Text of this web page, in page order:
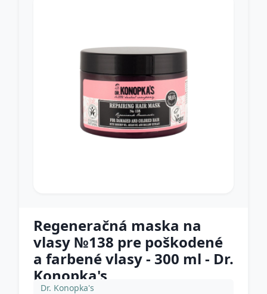
Regeneračná maska na
vlasy №138 pre poškodené
a farbené vlasy - 300 ml - Dr.
Konopka's
Dr. Konopka's